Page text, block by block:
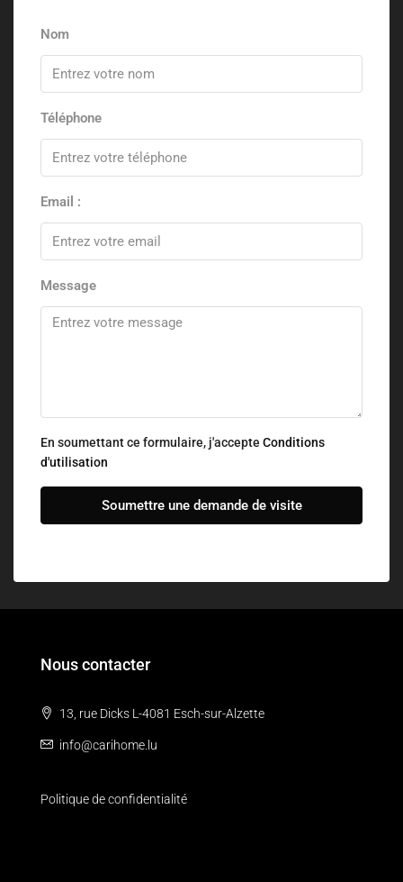
Nom
Téléphone
Email :
Message
En soumettant ce formulaire, j'accepte Conditions
d'utilisation
Soumettre une demande de visite
Nous contacter
13, rue Dicks L-4081 Esch-sur-Alzette
info@carihome.lu
Politique de confidentialité